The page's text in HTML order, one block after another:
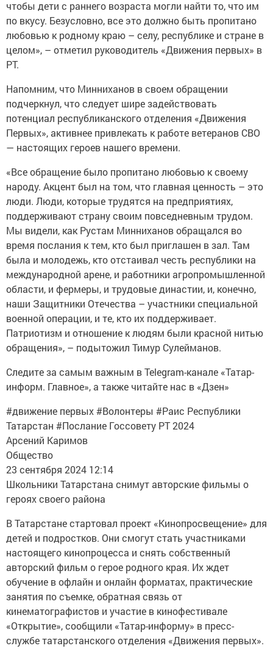
чтобы дети с раннего возраста могли найти то, что им
по вкусу. Безусловно, все это должно быть пропитано
любовью к родному краю – селу, республике и стране в
целом», – отметил руководитель «Движения первых» в
РТ.
Напомним, что Минниханов в своем обращении
подчеркнул, что следует шире задействовать
потенциал республиканского отделения «Движения
Первых», активнее привлекать к работе ветеранов СВО
— настоящих героев нашего времени.
«Все обращение было пропитано любовью к своему
народу. Акцент был на том, что главная ценность – это
люди. Люди, которые трудятся на предприятиях,
поддерживают страну своим повседневным трудом.
Мы видели, как Рустам Минниханов обращался во
время послания к тем, кто был приглашен в зал. Там
была и молодежь, кто отстаивал честь республики на
международной арене, и работники агропромышленной
области, и фермеры, и трудовые династии, и, конечно,
наши Защитники Отечества – участники специальной
военной операции, и те, кто их поддерживает.
Патриотизм и отношение к людям были красной нитью
обращения», – подытожил Тимур Сулейманов.
Следите за самым важным в Telegram-канале «Татар-
информ. Главное», а также читайте нас в «Дзен»
#движение первых #Волонтеры #Раис Республики
Татарстан #Послание Госсовету РТ 2024
Арсений Каримов
Общество
23 сентября 2024 12:14
Школьники Татарстана снимут авторские фильмы о
героях своего района
В Татарстане стартовал проект «Кинопросвещение» для
детей и подростков. Они смогут стать участниками
настоящего кинопроцесса и снять собственный
авторский фильм о герое родного края. Их ждет
обучение в офлайн и онлайн форматах, практические
занятия по съемке, обратная связь от
кинематографистов и участие в кинофестивале
«Открытие», сообщили «Татар-информу» в пресс-
службе татарстанского отделения «Движения первых».